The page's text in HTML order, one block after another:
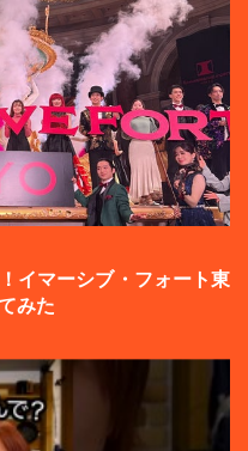
イマーシブ・フォート東
みた